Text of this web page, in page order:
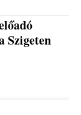
Szigeten